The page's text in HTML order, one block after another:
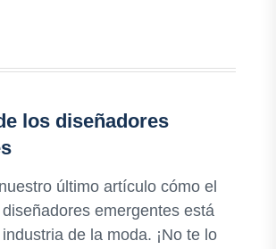
los diseñadores
último artículo cómo el
emergentes está
de la moda. ¡No te lo